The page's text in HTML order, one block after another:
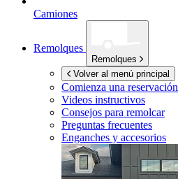
Camiones
Remolques
Remolques
Volver al menú principal
Comienza una reservación
Videos instructivos
Consejos para remolcar
Preguntas frecuentes
Enganches y accesorios